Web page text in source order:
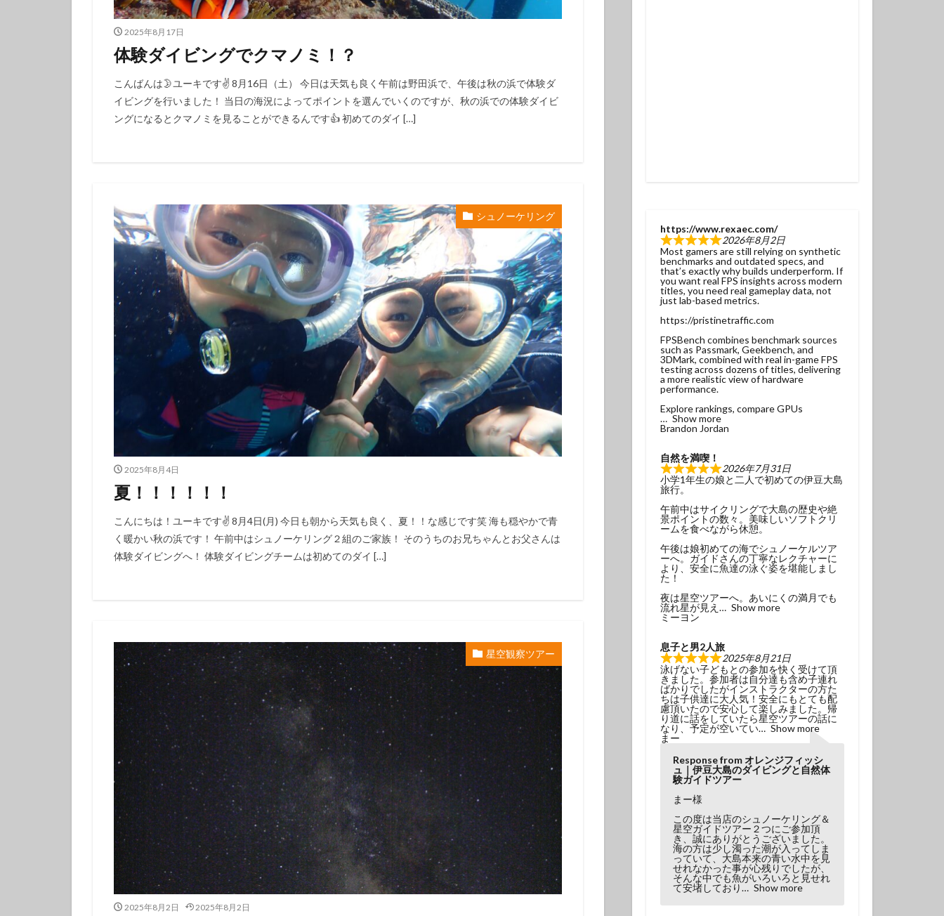
2025年8月17日
体験ダイビングでクマノミ！？
こんばんは🌛ユーキです✌️ 8月16日（土） 今日は天気も良く午前は野田浜で、午後は秋の浜で体験ダ
イビングを行いました！ 当日の海況によってポイントを選んでいくのですが、秋の浜での体験ダイビ
ングになるとクマノミを見ることができるんです👍 初めてのダイ […]
シュノーケリング
2025年8月4日
夏！！！！！！
こんにちは！ユーキです✌️ 8月4日(月) 今日も朝から天気も良く、夏！！な感じです笑 海も穏やかで青
く暖かい秋の浜です！ 午前中はシュノーケリング２組のご家族！ そのうちのお兄ちゃんとお父さんは
体験ダイビングへ！ 体験ダイビングチームは初めてのダイ […]
星空観察ツアー
2025年8月2日 2025年8月2日
https://www.rexaec.com/
2026年8月2日
Most gamers are still relying on synthetic
benchmarks and outdated specs, and
that’s exactly why builds underperform. If
you want real FPS insights across modern
titles, you need real gameplay data, not
just lab-based metrics.
https://pristinetraffic.com
FPSBench combines benchmark sources
such as Passmark, Geekbench, and
3DMark, combined with real in-game FPS
testing across dozens of titles, delivering
a more realistic view of hardware
performance.
Explore rankings, compare GPUs
Show more
Brandon Jordan
自然を満喫！
2026年7月31日
小学1年生の娘と二人で初めての伊豆大島
旅行。
午前中はサイクリングで大島の歴史や絶
景ポイントの数々。美味しいソフトクリ
ームを食べながら休憩。
午後は娘初めての海でシュノーケルツア
ーへ。ガイドさんの丁寧なレクチャーに
より、安全に魚達の泳ぐ姿を堪能しまし
た！
夜は星空ツアーへ。あいにくの満月でも
流れ星が見え
Show more
ミーヨン
息子と男2人旅
2025年8月21日
泳げない子どもとの参加を快く受けて頂
きました。参加者は自分達も含め子連れ
ばかりでしたがインストラクターの方た
ちは子供達に大人気！安全にもとても配
慮頂いたので安心して楽しみました。帰
り道に話をしていたら星空ツアーの話に
なり、予定が空いてい
Show more
まー
Response from オレンジフィッシ
ュ｜伊豆大島のダイビングと自然体
験ガイドツアー
まー様
この度は当店のシュノーケリング＆
星空ガイドツアー２つにご参加頂
き、誠にありがとうございました。
海の方は少し濁った潮が入ってしま
っていて、大島本来の青い水中を見
せれなかった事が心残りでしたが、
そんな中でも魚がいろいろと見せれ
て安堵しており
Show more
デルタスズメダイ
テングダイ トウシキ トサヤッコ
ナノハナフブキハゼ
ナマコ
ニシキフウライウオ
ニシキヤッコｙｇ ニジギンポ ニジハタ
ニモ
ネコザメ ネジリンボウ ノコギリハギ幼魚 ハイパワー電動自転車
ハコフグ
ハダカハオコゼ ハタタテハゼ
ヒオドシベラ幼魚
ピカチュウ ひとりでも ヒメクサアジ ヒメニラミベニハゼ
ヒレグロコショウダイ ヒレナガカサゴ ヒレナガネジリンボウ
ヒレナガネジリンボウ幼魚
ヒロウミウシ
ファンダイビング ファンダイビングツアー ファンダイビング受付中
ファンダイブ
フエフキダイ
フォトコンテスト開催中 フジイロウミウシ フジタウミウシ
フチドリハナダイ幼魚
フチベニイロウミウシ
フデリンドウ フリソデエビ ベニカエルアンコウ
ベニシボリ
ベニハナダイ ホシエイ ホシエイの子供 ホタテツノハゼ
ボブサンウミウシ
ホホスジタルミ ホムラスベヨコエビ マイワシ
マツカサウオ
マツカサウオｙｇ マツカサウオ幼魚 マツバガニ
マリンダイビングフェアー
マルスズメダイ ミカドウミウシ
ミナミギンポ
ミナミハコフグｙｇ
ミナミハコフグ幼魚 ミナミハナダイ ミヤケテグリ
メガネゴンベ幼魚
メガネスズメダイ幼魚
メジナの群れ モニターツアー ももクロ
モリアオガエル
モンガラカワハギ
モンスズメダイ モンスズメダイ幼魚 ヤガラ
ヤマブキウミウシ
ヤリイカ ユウゼン ユカタハタ ヨコエビ
リュウモンイロウミウシ
レンテンヤッコ ロケ番組 ワクワクいっぱい
ワタユキシボリガイ
一人旅 一期一会 一組限定 三原山
三原神社
中学生以上
乳児 仲間
伊豆大島スキンダイビング
冬でもダイビング
初潜り
卒業旅行 友人 友達 友達と 噴気 地層
塩工場見学
夏の思い出
夏の星座 夏休み 外国人 大島 大島一周
天の川
女子旅
好奇心 姉妹 宇宙 家族と 家族旅行 富士山
小学生以上
島一周
島旅 島民 左巻きカタツムリ 年に1度 幻の池
探究
探究的ツアー
撮影ガイド 教育 旅行 早朝ハンマー 早朝ハンマーDIV
星座
星空ガイド
星空ツアー 星空観察 星空観察ツアー 星空観測
東京諸島
植物 椿油 樹海 池袋 泉津の切通し 波浮港
流星群
海
海岸線 海浜教室 海遊び 海釣り 満天の星
溶岩アーチ
潜り納め
火山 火山島 狩猟体験 王の浜 砂の浜 砂漠景色
神社巡り
秋の浜
筆島 罠猟師 聖地巡礼 自然体験 裏砂漠 視察
訪日外国人
貸切 貸切ツアー 赤ダレ 赤ちゃん 赤っ禿
金星
離島
雨でも楽しめる 電動アシスト自転車 電動自転車 青く光る石
高齢でも